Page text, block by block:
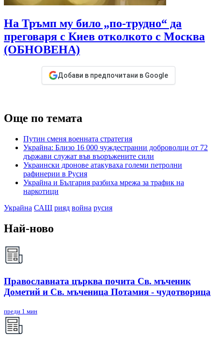
На Тръмп му било „по-трудно“ да
преговаря с Киев отколкото с Москва
(ОБНОВЕНА)
Добави в предпочитани в Google
Още по темата
Путин сменя военната стратегия
Украйна: Близо 16 000 чуждестранни доброволци от 72
държави служат във въоръжените сили
Украински дронове атакуваха големи петролни
рафинерии в Русия
Украйна и България разбиха мрежа за трафик на
наркотици
Украйна САЩ рияд война русия
Най-ново
Православната църква почита Св. мъченик
Дометий и Св. мъченица Потамия - чудотворица
преди 1 мин